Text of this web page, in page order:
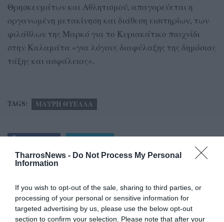
TharrosNews - Do Not Process My Personal
Information
If you wish to opt-out of the sale, sharing to third parties, or
processing of your personal or sensitive information for
targeted advertising by us, please use the below opt-out
section to confirm your selection. Please note that after your
Θρησκευμάτων και Αθλητισμού, απαγορεύεται η
οργανωμένη μετακίνηση και διάθεση εισιτηρίων, των
φιλάθλων της Μαρκό για το Κυριακάτικο παιχνίδι
στην Καλαμάτα «για λόγους διαφύλαξης της δημόσιας
τάξης και ασφάλειας».
TAGS: ΜΑΥΡΗ ΘΥΕΛΛΑ
Facebook Twitter